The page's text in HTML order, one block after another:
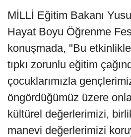
MİLLİ Eğitim Bakanı
Hayat Boyu Öğrenme
konuşmada, "Bu
tıpkı zorunlu eğitim
çocuklarımızla
öngördüğümüz üzere
kültürel değerlerimizi,
manevi değerlerimizi